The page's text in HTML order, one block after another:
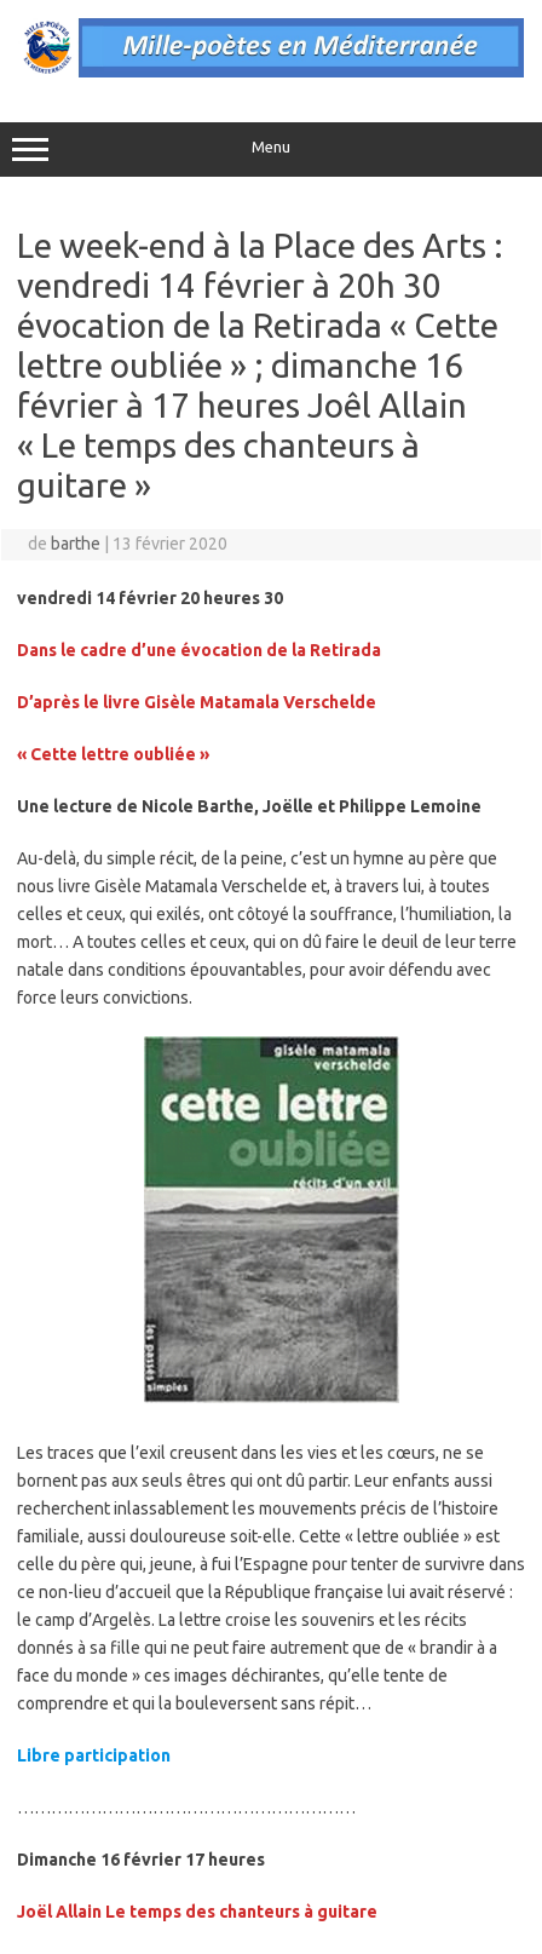
contenu
Menu
Le week-end à la Place des Arts :
vendredi 14 février à 20h 30
évocation de la Retirada « Cette
lettre oubliée » ; dimanche 16
février à 17 heures Joêl Allain
« Le temps des chanteurs à
guitare »
de barthe 13 février 2020
vendredi 14 février 20 heures 30
Dans le cadre d’une évocation de la Retirada
D’après le livre Gisèle Matamala Verschelde
« Cette lettre oubliée »
Une lecture de Nicole Barthe, Joëlle et Philippe Lemoine
Au-delà, du simple récit, de la peine, c’est un hymne au père que
nous livre Gisèle Matamala Verschelde et, à travers lui, à toutes
celles et ceux, qui exilés, ont côtoyé la souffrance, l’humiliation, la
mort… A toutes celles et ceux, qui on dû faire le deuil de leur terre
natale dans conditions épouvantables, pour avoir défendu avec
force leurs convictions.
Les traces que l’exil creusent dans les vies et les cœurs, ne se
bornent pas aux seuls êtres qui ont dû partir. Leur enfants aussi
recherchent inlassablement les mouvements précis de l’histoire
familiale, aussi douloureuse soit-elle. Cette « lettre oubliée » est
celle du père qui, jeune, à fui l’Espagne pour tenter de survivre dans
ce non-lieu d’accueil que la République française lui avait réservé :
le camp d’Argelès. La lettre croise les souvenirs et les récits
donnés à sa fille qui ne peut faire autrement que de « brandir à a
face du monde » ces images déchirantes, qu’elle tente de
comprendre et qui la bouleversent sans répit…
Libre participation
……………………………………………………
Dimanche 16 février 17 heures
Joël Allain Le temps des chanteurs à guitare